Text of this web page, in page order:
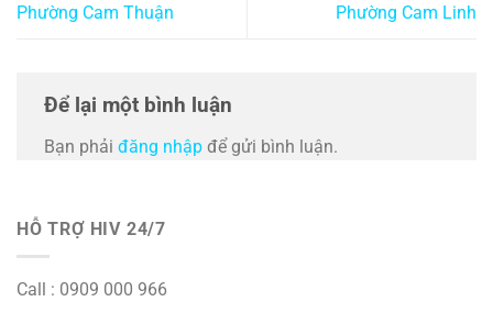
Phường Cam Thuận
Phường Cam Linh
Để lại một bình luận
Bạn phải đăng nhập để gửi bình luận.
HỖ TRỢ HIV 24/7
Call : 0909 000 966